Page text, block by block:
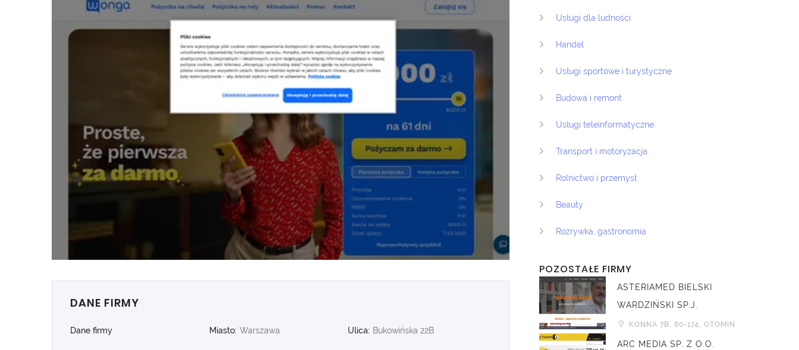
DANE FIRMY
Dane firmy Miasto: Warszawa Ulica: Bukowińska 22B
Usługi dla ludności
Handel
Usługi sportowe i turystyczne
Budowa i remont
Usługi teleinformatyczne
Transport i motoryzacja
Rolnictwo i przemysł
Beauty
Rozrywka, gastronomia
POZOSTAŁE FIRMY
ASTERIAMED BIELSKI
WARDZIŃSKI SP.J.
KONNA 7B, 80-174, OTOMIN
ARC MEDIA SP. Z O.O.